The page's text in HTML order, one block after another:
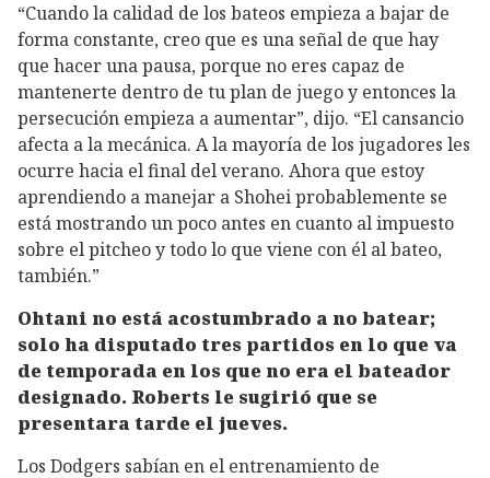
“Cuando la calidad de los bateos empieza a bajar de
forma constante, creo que es una señal de que hay
que hacer una pausa, porque no eres capaz de
mantenerte dentro de tu plan de juego y entonces la
persecución empieza a aumentar”, dijo. “El cansancio
afecta a la mecánica. A la mayoría de los jugadores les
ocurre hacia el final del verano. Ahora que estoy
aprendiendo a manejar a Shohei probablemente se
está mostrando un poco antes en cuanto al impuesto
sobre el pitcheo y todo lo que viene con él al bateo,
también.”
Ohtani no está acostumbrado a no batear;
solo ha disputado tres partidos en lo que va
de temporada en los que no era el bateador
designado. Roberts le sugirió que se
presentara tarde el jueves.
Los Dodgers sabían en el entrenamiento de